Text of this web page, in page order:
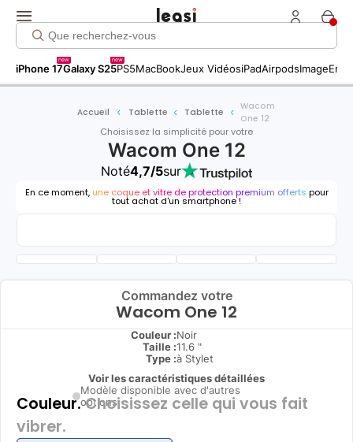
iPhone 17
new
Galaxy S25
new
PS5MacBookJeux VidéosiPadAirpodsImage
Accueil Tablette Tablette
Wacom
One 12
Choisissez la simplicité pour votre
Wacom One 12
Noté4,7/5sur
En ce moment, une coque et vitre de protection premium offerts pour
tout achat d'un smartphone !
Commandez votre
Wacom One 12
Couleur :Noir
Taille :11.6 "
Type :à Stylet
Voir les caractéristiques détaillées
Modèle disponible avec d'autres
options
Couleur.Choisissez celle qui vous fait
vibrer.